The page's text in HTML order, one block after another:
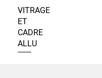
VITRAGE
ET
CADRE
ALLU